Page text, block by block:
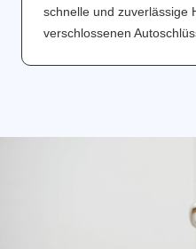
schnelle und zuverlässige
verschlossenen